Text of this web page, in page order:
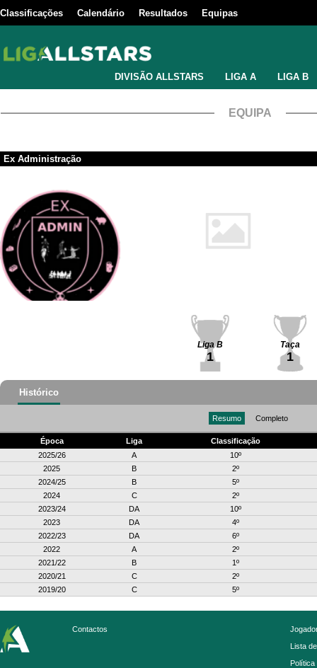
Classificações Calendário Resultados Equipas
DIVISÃO ALLSTARS LIGA A LIGA B
EQUIPA
Ex Administração
Liga B
1
Taça
1
Histórico
Resumo Completo
Época Liga
Classificação
2025/26
A
10º
2025
B
2º
2024/25
B
5º
2024
C
2º
2023/24
DA
10º
2023
DA
4º
2022/23
DA
6º
2022
A
2º
2021/22
B
1º
2020/21
C
2º
2019/20
C 5º
Contactos
Lista
Política